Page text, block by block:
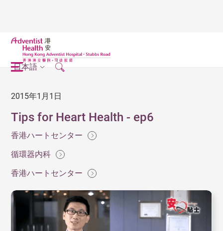
日本語
2015年1月1日
Tips for Heart Health - ep6
香港ハートセンター
循環器内科
香港ハートセンター